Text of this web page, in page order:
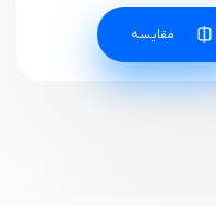
مقایسه